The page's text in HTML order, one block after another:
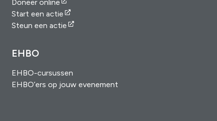
Doneer online
Start een actie
Steun een actie
EHBO
EHBO-cursussen
EHBO’ers op jouw evenement